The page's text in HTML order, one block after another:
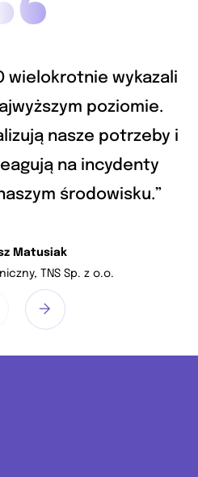
wielokrotnie wykazali
poziomie.
nasze potrzeby i
na incydenty
środowisku.”
Matusiak
TNS Sp. z o.o.